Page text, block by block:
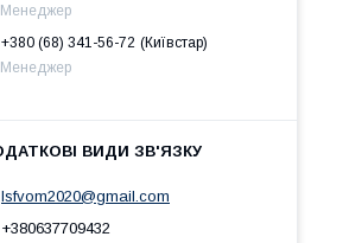
Менеджер
+380 (68) 341-56-72
Київстар
Менеджер
lsfvom2020@gmail.com
+380637709432